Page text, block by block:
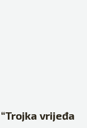
vrijeđa